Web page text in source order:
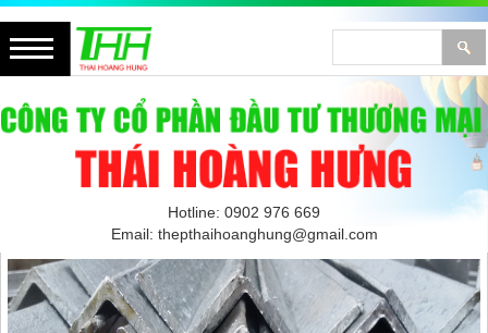
Hotline: 0902 976 669
Email: thepthaihoanghung@gmail.com